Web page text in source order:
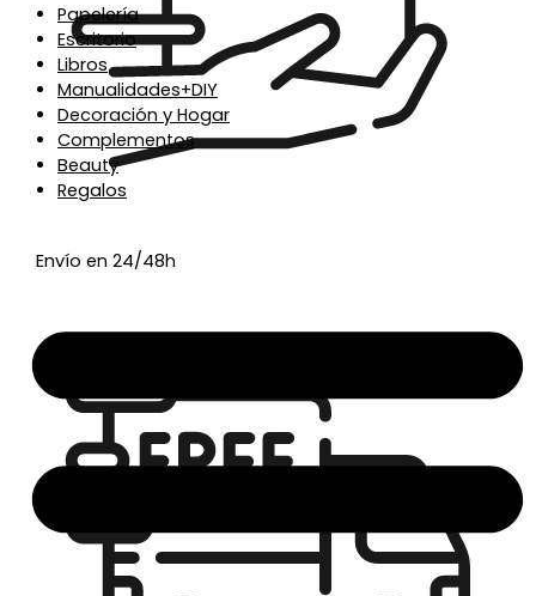
Papelería
Escritorio
Libros
Manualidades+DIY
Decoración y Hogar
Complementos
Beauty
Regalos
Envío en 24/48h